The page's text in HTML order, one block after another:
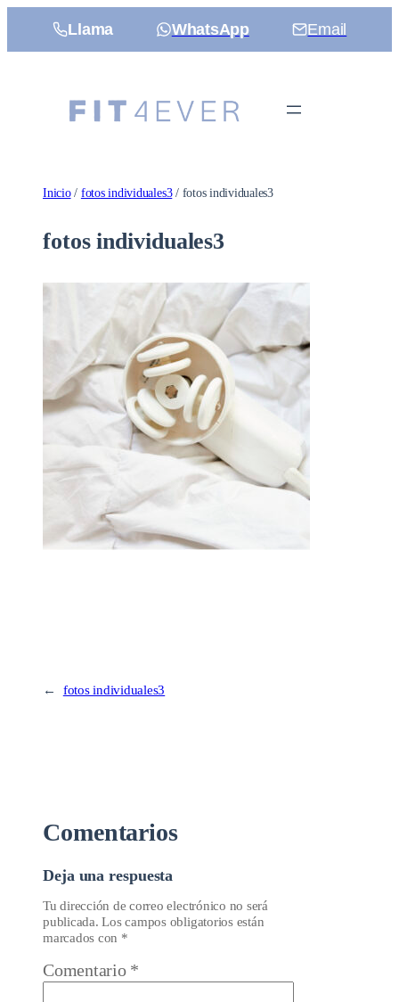
Llama WhatsApp Email
Inicio/ fotos individuales3/ fotos individuales3
fotos individuales3
← fotos individuales3
Comentarios
Deja una respuesta
Tu dirección de correo electrónico no será
publicada. Los campos obligatorios están
marcados con *
Comentario *